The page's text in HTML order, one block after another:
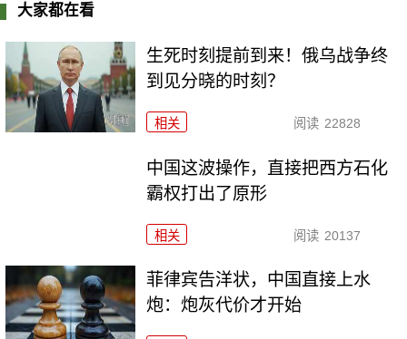
大家都在看
生死时刻提前到来！俄乌战争终
到见分晓的时刻？
相关 阅读 22828
中国这波操作，直接把西方石化
霸权打出了原形
相关 阅读 20137
菲律宾告洋状，中国直接上水
炮：炮灰代价才开始